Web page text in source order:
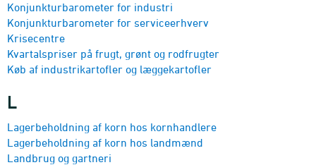
Konjunktur­barometer for industri
Konjunktur­barometer for service­erhverv
Krisecentre
Kvartalspriser på frugt, grønt og rodfrugter
Køb af industrikartofler og læggekartofler
L
Lagerbeholdning af korn hos kornhandlere
Lagerbeholdning af korn hos landmænd
Landbrug og gartneri